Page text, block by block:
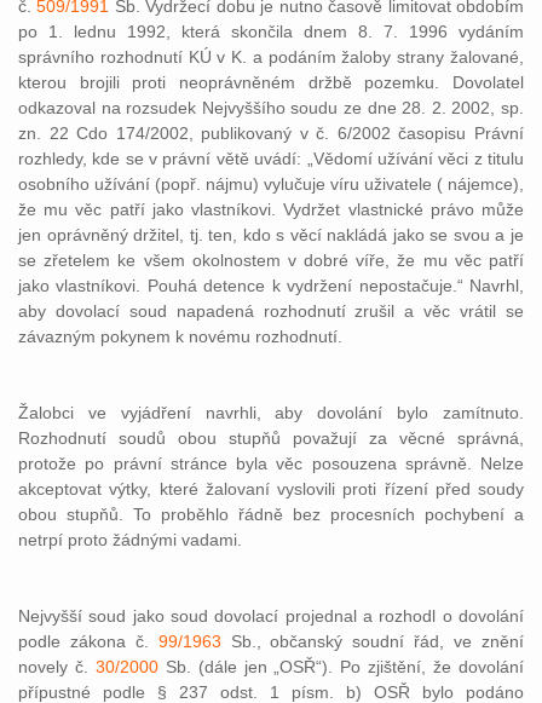
č.509/1991
Sb. Vydržecí dobu je nutno časově limitovat obdobím
po 1. lednu 1992, která skončila dnem 8. 7. 1996 vydáním
správního rozhodnutí KÚ v K. a podáním žaloby strany žalované,
kterou brojili proti neoprávněném držbě pozemku. Dovolatel
odkazoval na rozsudek Nejvyššího soudu ze dne 28. 2. 2002, sp.
zn. 22 Cdo 174/2002, publikovaný v č. 6/2002 časopisu Právní
rozhledy, kde se v právní větě uvádí: „Vědomí užívání věci z titulu
osobního užívání (popř. nájmu) vylučuje víru uživatele ( nájemce),
že mu věc patří jako vlastníkovi. Vydržet vlastnické právo může
jen oprávněný držitel, tj. ten, kdo s věcí nakládá jako se svou a je
se zřetelem ke všem okolnostem v dobré víře, že mu věc patří
jako vlastníkovi. Pouhá detence k vydržení nepostačuje.“ Navrhl,
aby dovolací soud napadená rozhodnutí zrušil a věc vrátil se
závazným pokynem k novému rozhodnutí.
Žalobci ve vyjádření navrhli, aby dovolání bylo zamítnuto.
Rozhodnutí soudů obou stupňů považují za věcné správná,
protože po právní stránce byla věc posouzena správně. Nelze
akceptovat výtky, které žalovaní vyslovili proti řízení před soudy
obou stupňů. To proběhlo řádně bez procesních pochybení a
netrpí proto žádnými vadami.
Nejvyšší soud jako soud dovolací projednal a rozhodl o dovolání
podle zákona č. 99/1963 Sb., občanský soudní řád, ve znění
novely č. 30/2000Sb. (dále jen „OSŘ“). Po zjištění, že dovolání
přípustné podle § 237 odst. 1 písm. b) OSŘ bylo podáno